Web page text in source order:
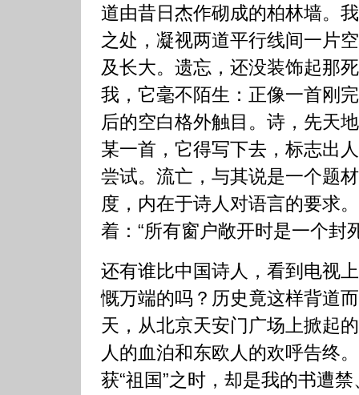
道由昔日杰作砌成的柏林墙。
之处，凝视两道平行线间一片
及长大。遗忘，还没装饰起那
我，它毫不陌生：正像一首刚
后的空白格外触目。诗，先天
某一首，它得写下去，标志出
尝试。流亡，与其说是一个题
度，内在于诗人对语言的要求
着：“所有窗户敞开时是一个封
还有谁比中国诗人，看到电视
慨万端的吗？历史竟这样背道
天，从北京天安门广场上掀起
人的血泊和东欧人的欢呼告终
获“祖国”之时，却是我的书遭